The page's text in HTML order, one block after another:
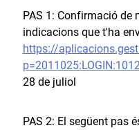
PAS 1: Confirmació de
indicacions que t'ha
https://
28 de juliol
PAS 2: El següent pas